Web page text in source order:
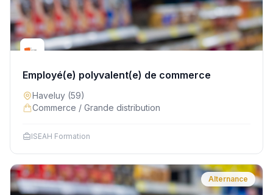
Employé(e) polyvalent(e) de commerce
Haveluy (59)
Commerce / Grande distribution
ISEAH Formation
Alternance